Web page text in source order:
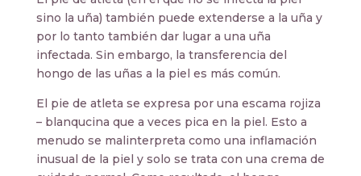
sino la uña) también puede extenderse a la uña y
por lo tanto también dar lugar a una uña
infectada. Sin embargo, la transferencia del
hongo de las uñas a la piel es más común.
El pie de atleta se expresa por una escama rojiza
– blanqucina que a veces pica en la piel. Esto a
menudo se malinterpreta como una inflamación
inusual de la piel y solo se trata con una crema de